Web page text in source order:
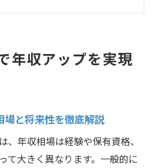
実践すべきスキルアップ方
必要なスキルと取得資格一
得がキャリアに与える効果
年収アップを実現
と将来性を徹底解説
、年収相場は経験や保有資格、
て大きく異なります。一般的に